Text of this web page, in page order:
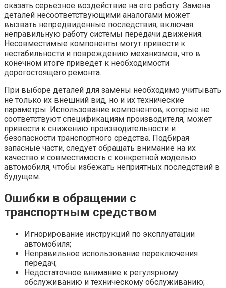
оказать серьезное воздействие на его работу. Замена
деталей несоответствующими аналогами может
вызвать непредвиденные последствия, включая
неправильную работу системы передачи движения.
Несовместимые компоненты могут привести к
нестабильности и повреждению механизмов, что в
конечном итоге приведет к необходимости
дорогостоящего ремонта.
При выборе деталей для замены необходимо учитывать
не только их внешний вид, но и их технические
параметры. Использование компонентов, которые не
соответствуют спецификациям производителя, может
привести к снижению производительности и
безопасности транспортного средства. Подбирая
запасные части, следует обращать внимание на их
качество и совместимость с конкретной моделью
автомобиля, чтобы избежать неприятных последствий в
будущем.
Ошибки в обращении с
транспортным средством
Игнорирование инструкций по эксплуатации
автомобиля;
Неправильное использование переключения
передач;
Недостаточное внимание к регулярному
обслуживанию и техническому обслуживанию;